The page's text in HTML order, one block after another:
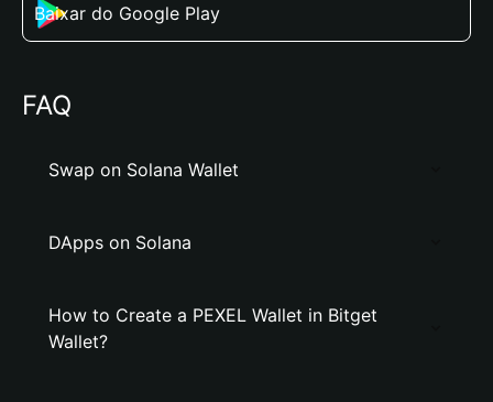
Baixar do Google Play
FAQ
Swap on Solana Wallet
DApps on Solana
How to Create a PEXEL Wallet in Bitget
Wallet?